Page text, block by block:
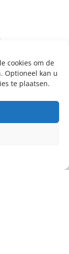
cookies om de
Optioneel kan u
te plaatsen.